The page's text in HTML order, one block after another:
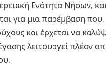
Ενότητα Νήσων,
για μια παρέμβαση
και έρχεται να
λειτουργεί πλέον